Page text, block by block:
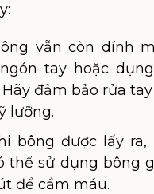
vẫn còn dính
tay hoặc
Hãy đảm bảo rửa
lưỡng.
bông được lấy
thể sử dụng bông
để cầm máu.